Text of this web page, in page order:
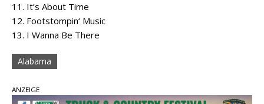
11. It’s About Time
12. Footstompin‘ Music
13. I Wanna Be There
Alabama
ANZEIGE